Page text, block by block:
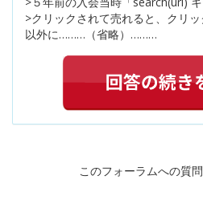
>クリックされて売れると、クリ
以外に………（省略）………
このフォーラムへの質